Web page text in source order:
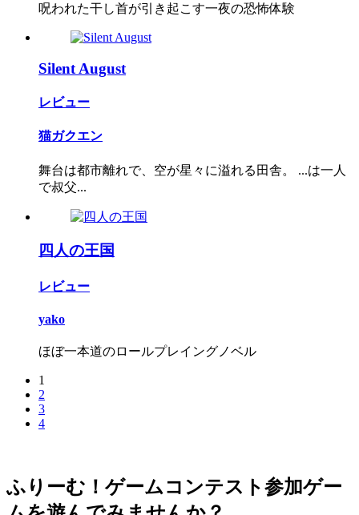
呪われた干し首が引き起こす一夜の恐怖体験
Silent August
レビュー
猫ガクエン
舞台は都市離れで、空が星々に溢れる田舎。 ...は一人
で叔父...
四人の王国
レビュー
yako
ほぼ一本道のロールプレイングノベル
1
2
3
4
ふりーむ！ゲームコンテスト参加ゲー